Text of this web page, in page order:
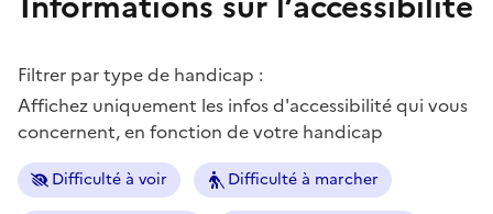
Filtrer par type de handicap :
Affichez uniquement les infos d'accessibilité qui vous
concernent, en fonction de votre handicap
Difficulté à voir Difficulté à marcher